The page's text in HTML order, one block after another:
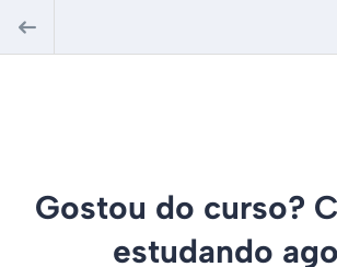
Gostou do curso?
estudando